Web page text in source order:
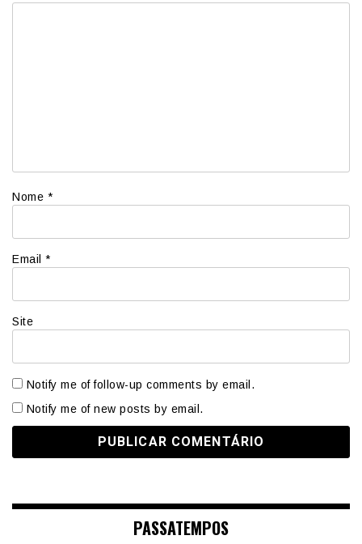
Nome *
Email *
Site
Notify me of follow-up comments by email.
Notify me of new posts by email.
PASSATEMPOS